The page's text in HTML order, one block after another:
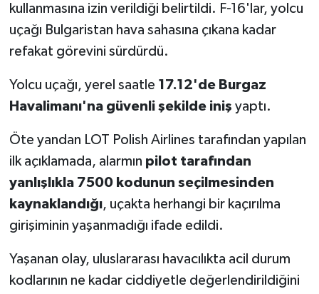
kullanmasına izin verildiği belirtildi. F-16'lar, yolcu
uçağı Bulgaristan hava sahasına çıkana kadar
refakat görevini sürdürdü.
Yolcu uçağı, yerel saatle 17.12'de Burgaz
Havalimanı'na güvenli şekilde iniş yaptı.
Öte yandan LOT Polish Airlines tarafından yapılan
ilk açıklamada, alarmın pilot tarafından
yanlışlıkla 7500 kodunun seçilmesinden
kaynaklandığı, uçakta herhangi bir kaçırılma
girişiminin yaşanmadığı ifade edildi.
Yaşanan olay, uluslararası havacılıkta acil durum
kodlarının ne kadar ciddiyetle değerlendirildiğini